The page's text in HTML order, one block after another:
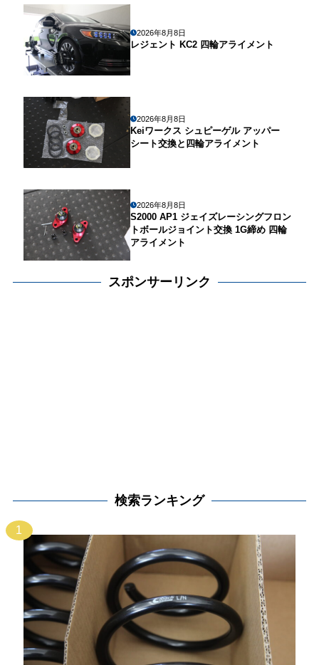
2026年8月8日
レジェント KC2 四輪アライメント
2026年8月8日
Keiワークス シュピーゲル アッパー
シート交換と四輪アライメント
2026年8月8日
S2000 AP1 ジェイズレーシングフロン
トボールジョイント交換 1G締め 四輪
アライメント
スポンサーリンク
検索ランキング
1